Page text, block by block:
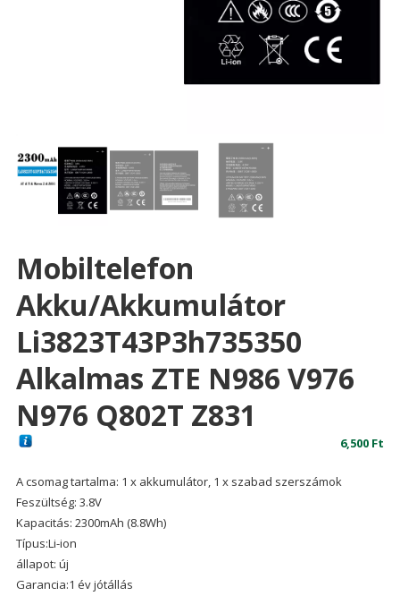
Mobiltelefon
Akku/akkumulátor
Li3823T43P3h735350
Alkalmas ZTE N986 V976
N976 Q802T Z831
6,500 Ft
A csomag tartalma: 1 x akkumulátor, 1 x szabad szerszámok
Feszültség: 3.8V
Kapacitás: 2300mAh (8.8Wh)
Típus:Li-ion
állapot: új
Garancia:1 év jótállás